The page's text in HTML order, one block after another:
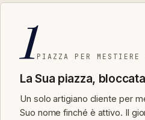
1PIAZZA PER MESTIERE
La Sua piazza,
Un solo artigiano cliente per
Suo nome finché è attivo. Il